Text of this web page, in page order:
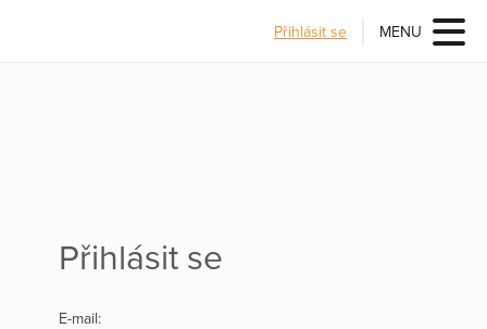
Přihlásit se MENU
Přihlásit se
E-mail: